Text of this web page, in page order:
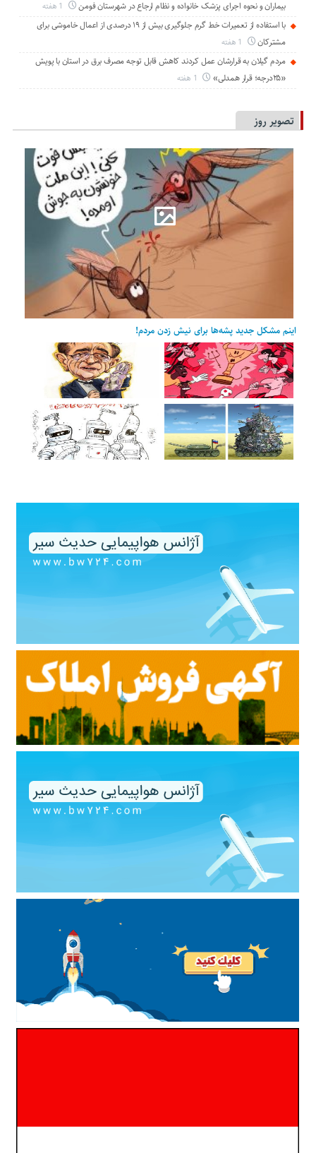
بیماران و نحوه اجرای پزشک خانواده و نظام ارجاع در شهرستان فومن
1 هفته
با استفاده از تعمیرات خط گرم جلوگیری بیش از ۱۹ درصدی از اعمال خاموشی برای
مشتركان
1 هفته
مردم گیلان به قرارشان عمل کردند كاهش قابل توجه مصرف برق در استان با پویش
1 هفته
تصویر روز
اینم مشکل جدید پشه‌ها برای نیش زدن مردم!